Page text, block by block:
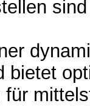
bietet
für